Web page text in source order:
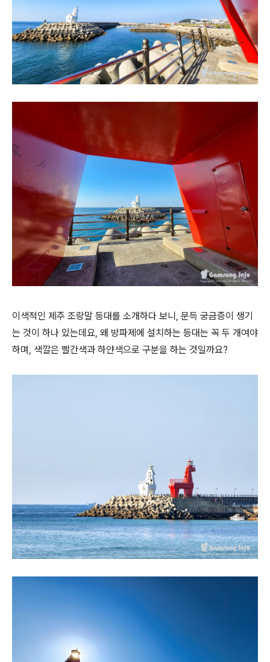
이색적인 제주 조랑말 등대를 소개하다 보니, 문득 궁금증이 생기
는 것이 하나 있는데요, 왜 방파제에 설치하는 등대는 꼭 두 개여야
하며, 색깔은 빨간색과 하얀색으로 구분을 하는 것일까요?